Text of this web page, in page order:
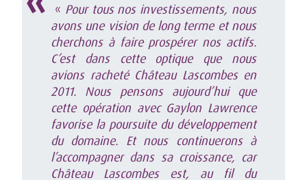
« Pour tous nos investissements, nous
avons une vision de long terme et nous
cherchons à faire prospérer nos actifs.
C’est dans cette optique que nous
avions racheté Château Lascombes en
2011. Nous pensons aujourd’hui que
cette opération avec Gaylon Lawrence
favorise la poursuite du développement
du domaine. Et nous continuerons à
l’accompagner dans sa croissance, car
Château Lascombes est, au fil du